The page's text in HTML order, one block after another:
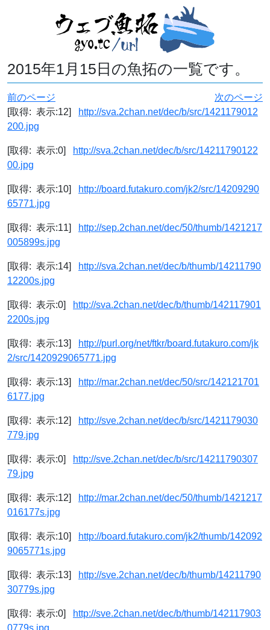
2015年1月15日の魚拓の一覧です。
前のページ
次のページ
[取得: 表示:12]
http://sva.2chan.net/dec/b/src/1421179012
200.jpg
[取得: 表示:0]
http://sva.2chan.net/dec/b/src/14211790122
00.jpg
[取得: 表示:10]
http://board.futakuro.com/jk2/src/14209290
65771.jpg
[取得: 表示:11]
http://sep.2chan.net/dec/50/thumb/1421217
005899s.jpg
[取得: 表示:14]
http://sva.2chan.net/dec/b/thumb/14211790
12200s.jpg
[取得: 表示:0]
http://sva.2chan.net/dec/b/thumb/142117901
2200s.jpg
[取得: 表示:13]
http://purl.org/net/ftkr/board.futakuro.com/jk
2/src/1420929065771.jpg
[取得: 表示:13]
http://mar.2chan.net/dec/50/src/142121701
6177.jpg
[取得: 表示:12]
http://sve.2chan.net/dec/b/src/1421179030
779.jpg
[取得: 表示:0]
http://sve.2chan.net/dec/b/src/14211790307
79.jpg
[取得: 表示:12]
http://mar.2chan.net/dec/50/thumb/1421217
016177s.jpg
[取得: 表示:10]
http://board.futakuro.com/jk2/thumb/142092
9065771s.jpg
[取得: 表示:13]
http://sve.2chan.net/dec/b/thumb/14211790
30779s.jpg
[取得: 表示:0]
http://sve.2chan.net/dec/b/thumb/142117903